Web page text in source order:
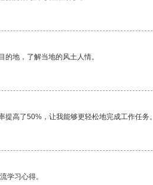
地，了解当地的风土人情。
高了50%，让我能够更轻松地完成工作任务。
学习心得。